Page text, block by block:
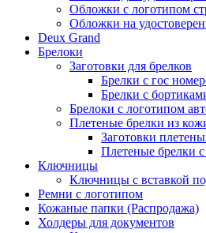
Обложки с логотипом
Обложки на
Deux Grand
Брелоки
Заготовки для брелков
Брелки с гос
Брелки с
Брелоки с логотипом
Плетеные брелки из
Заготовки
Плетеные брелки
Ключницы
Ключницы с вставкой
Ремни с логотипом
Кожаные папки (Распродажа)
Холдеры для документов